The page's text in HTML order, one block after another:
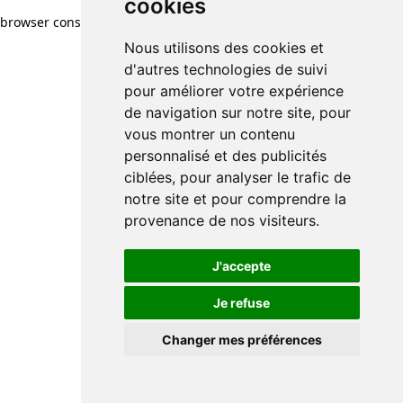
cookies
Nous utilisons des cookies et
d'autres technologies de suivi
pour améliorer votre expérience
de navigation sur notre site, pour
vous montrer un contenu
personnalisé et des publicités
ciblées, pour analyser le trafic de
notre site et pour comprendre la
provenance de nos visiteurs.
J'accepte
Je refuse
Changer mes préférences
browser console for more information)